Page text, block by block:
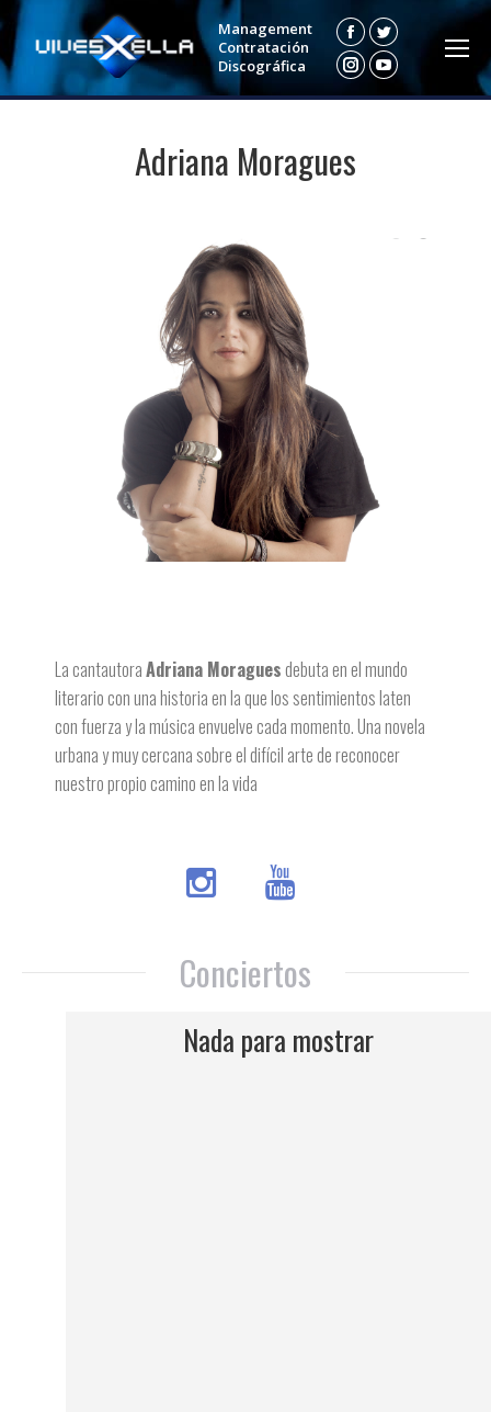
Management
Contratación
Discográfica
FacebookTwitter
Instagram
YouTube
Adriana Moragues
La cantautoraAdriana Moraguesdebuta en el mundo
literario con una historia en la que los sentimientos laten
con fuerza y la música envuelve cada momento. Una novela
urbana y muy cercana sobre el difícil arte de reconocer
nuestro propio camino en la vida
Conciertos
Nada para mostrar